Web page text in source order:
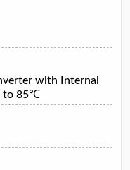
with Internal
to 85℃